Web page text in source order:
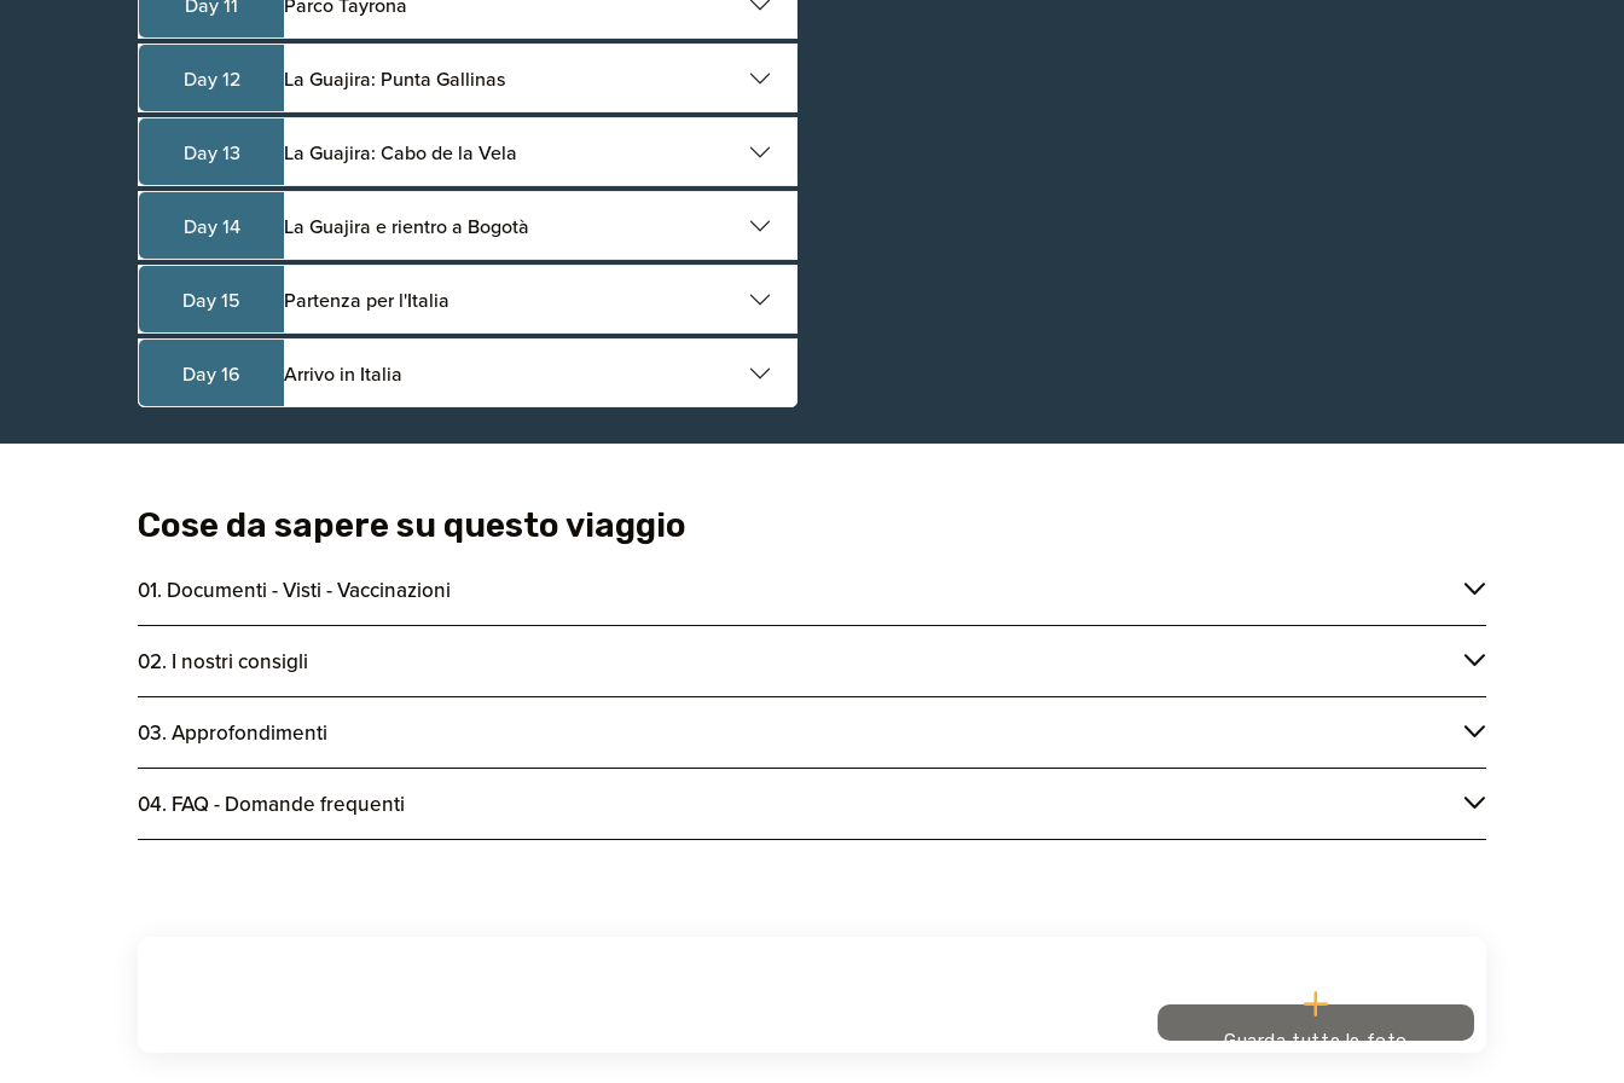
Day 12 La Guajira: Punta Gallinas
Day 13 La Guajira: Cabo de la Vela
Day 14 La Guajira e rientro a Bogotà
Day 15 Partenza per l'Italia
Day 16 Arrivo in Italia
Cose da sapere su questo viaggio
01. Documenti - Visti - Vaccinazioni
02. I nostri consigli
03. Approfondimenti
04. FAQ - Domande frequenti
Guarda tutte le foto